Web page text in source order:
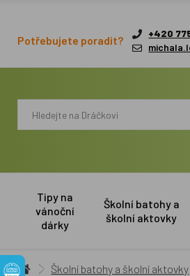
Potřebujete poradit?
+420
Tipy na
vánoční
dárky
Školní batohy a
školní aktovky
Školní batohy a školní aktovky